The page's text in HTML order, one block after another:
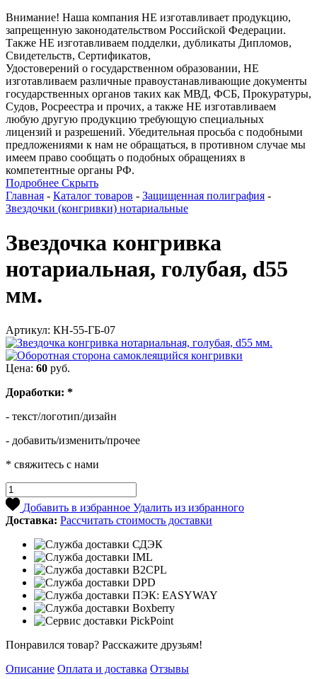
Внимание! Наша компания НЕ изготавливает продукцию,
запрещенную законодательством Российской Федерации.
Также НЕ изготавливаем подделки, дубликаты Дипломов,
Свидетельств, Сертификатов,
Удостоверений о государственном образовании, НЕ
изготавливаем различные правоустанавливающие документы
государственных органов таких как МВД, ФСБ, Прокуратуры,
Судов, Росреестра и прочих, а также НЕ изготавливаем
любую другую продукцию требующую специальных
лицензий и разрешений. Убедительная просьба с подобными
предложениями к нам не обращаться, в противном случае мы
имеем право сообщать о подобных обращениях в
компетентные органы РФ.
Подробнее Скрыть
Главная - Каталог товаров - Защищенная полиграфия -
Звездочки (конгривки) нотариальные
Звездочка конгривка
нотариальная, голубая, d55
мм.
Артикул: КН-55-ГБ-07
Цена: 60 руб.
Доработки: *
- текст/логотип/дизайн
- добавить/изменить/прочее
* свяжитесь с нами
Добавить в избранное Удалить из избранного
Доставка: Рассчитать стоимость доставки
Понравился товар? Расскажите друзьям!
Описание Оплата и доставка Отзывы